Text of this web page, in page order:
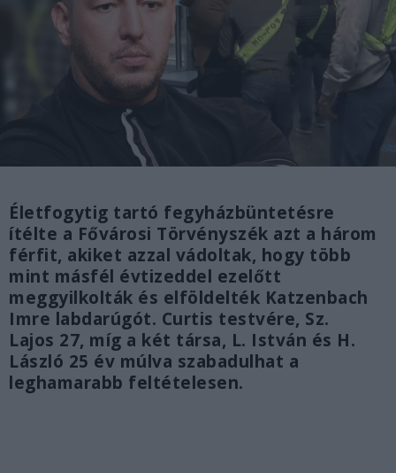
Életfogytig tartó fegyházbüntetésre
ítélte a Fővárosi Törvényszék azt a három
férfit, akiket azzal vádoltak, hogy több
mint másfél évtizeddel ezelőtt
meggyilkolták és elföldelték Katzenbach
Imre labdarúgót. Curtis testvére, Sz.
Lajos 27, míg a két társa, L. István és H.
László 25 év múlva szabadulhat a
leghamarabb feltételesen.